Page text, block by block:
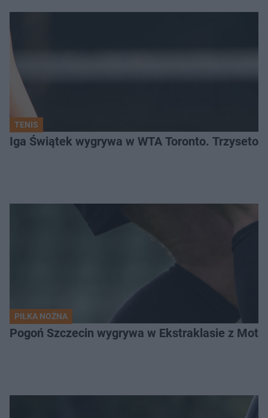
TENIS
Iga Świątek wygrywa w WTA Toronto.
PIŁKA NOŻNA
Pogoń Szczecin wygrywa w Ekstraklasie z